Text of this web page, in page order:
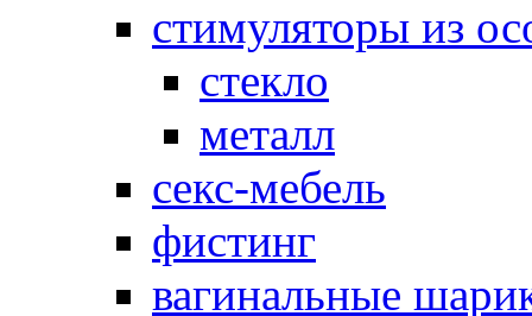
стимуляторы из
стекло
металл
секс-мебель
фистинг
вагинальные